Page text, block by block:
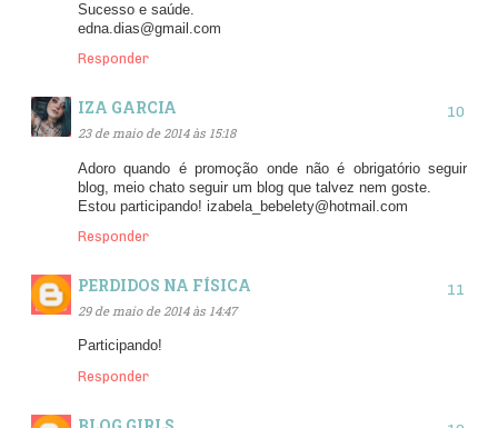
Sucesso e saúde.
edna.dias@gmail.com
Responder
IZA GARCIA
23 de maio de 2014 às 15:18
Adoro quando é promoção onde não é obrigatório seguir
blog, meio chato seguir um blog que talvez nem goste.
Estou participando! izabela_bebelety@hotmail.com
Responder
PERDIDOS NA FÍSICA
29 de maio de 2014 às 14:47
Participando!
Responder